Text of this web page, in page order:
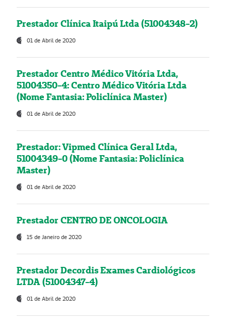
Prestador Clínica Itaipú Ltda (51004348-2)
01 de Abril de 2020
Prestador Centro Médico Vitória Ltda,
51004350-4: Centro Médico Vitória Ltda
(Nome Fantasia: Policlínica Master)
01 de Abril de 2020
Prestador: Vipmed Clínica Geral Ltda,
51004349-0 (Nome Fantasia: Policlínica
Master)
01 de Abril de 2020
Prestador CENTRO DE ONCOLOGIA
15 de Janeiro de 2020
Prestador Decordis Exames Cardiológicos
LTDA (51004347-4)
01 de Abril de 2020